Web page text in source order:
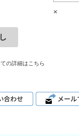
×
の詳細はこちら